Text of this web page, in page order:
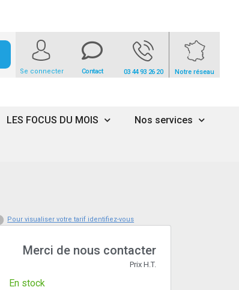
Se connecter Contact 03 44 93 26 20 Notre réseau
LES FOCUS DU MOIS Nos services
Pour visualiser votre tarif identifiez-vous
Merci de nous contacter
Prix H.T.
En stock